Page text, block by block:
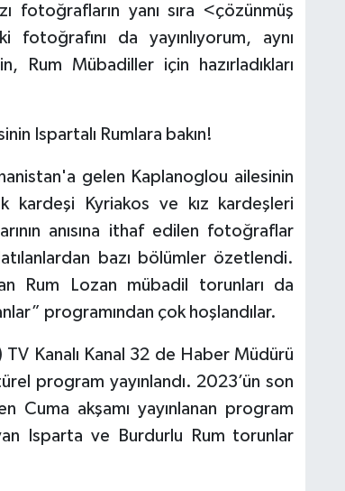
fotoğrafların yanı sıra <çözünmüş
da yayınlıyorum, aynı
Rum Mübadiller için hazırladıkları
Ispartalı Rumlara bakın!
gelen Kaplanoglou ailesinin
kardeşi Kyriakos ve kız kardeşleri
anısına ithaf edilen fotoğraflar
bazı bölümler özetlendi.
Rum Lozan mübadil torunları da
programından çok hoşlandılar.
Kanalı Kanal 32 de Haber Müdürü
program yayınlandı. 2023’ün son
Cuma akşamı yayınlanan program
Isparta ve Burdurlu Rum torunlar